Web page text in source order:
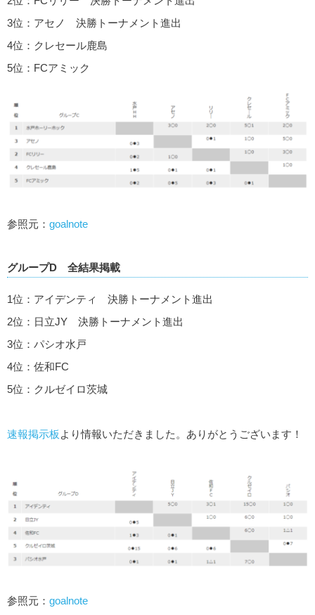
3位：アセノ 決勝トーナメント進出
4位：クレセール鹿島
5位：FCアミック
参照元： goalnote
グループD 全結果掲載
1位：アイデンティ 決勝トーナメント進出
2位：日立JY 決勝トーナメント進出
3位：パシオ水戸
4位：佐和FC
5位：クルゼイロ茨城
速報掲示板 より情報いただきました。ありがとうございます！
参照元： goalnote